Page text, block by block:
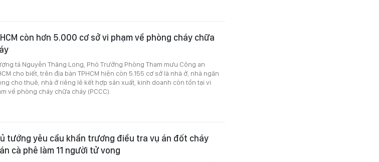
còn hơn 5.000 cơ sở vi phạm về phòng cháy chữa
tá Nguyễn Thăng Long, Phó Trưởng Phòng Tham mưu Công an
cho biết, trên địa bàn TPHCM hiện còn 5.155 cơ sở là nhà ở, nhà ngăn
cho thuê, nhà ở riêng lẻ kết hợp sản xuất, kinh doanh còn tồn tại vi
về phòng cháy chữa cháy (PCCC).
tướng yêu cầu khẩn trương điều tra vụ án đốt cháy
cà phê làm 11 người tử vong